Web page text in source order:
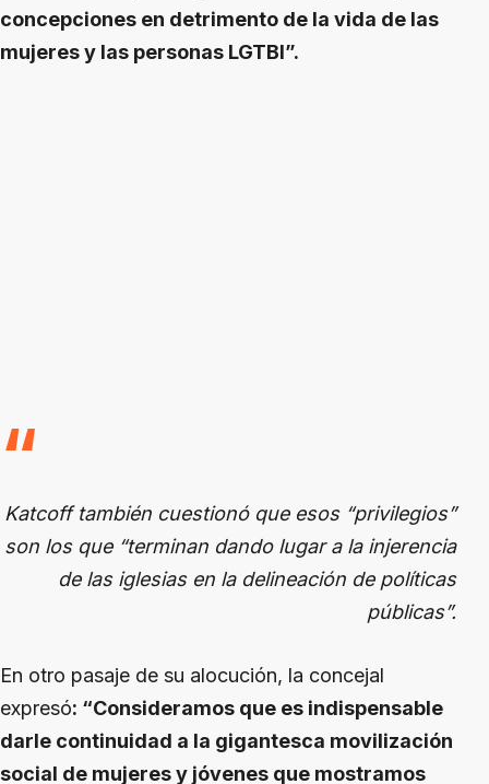
concepciones en detrimento de la vida de las
mujeres y las personas LGTBI”.
Katcoff también cuestionó que esos “privilegios”
son los que “terminan dando lugar a la injerencia
de las iglesias en la delineación de políticas
públicas”.
En otro pasaje de su alocución, la concejal
expresó: “Consideramos que es indispensable
darle continuidad a la gigantesca movilización
social de mujeres y jóvenes que mostramos